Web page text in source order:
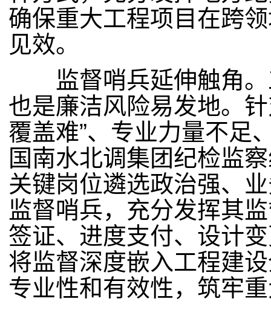
确保重大工程项目在跨
见效。
监督哨兵延伸触角。
也是廉洁风险易发地。
覆盖难”、专业力量不足
国南水北调集团纪检监
关键岗位遴选政治强、
监督哨兵，充分发挥其
签证、进度支付、设计
将监督深度嵌入工程建
专业性和有效性，筑牢